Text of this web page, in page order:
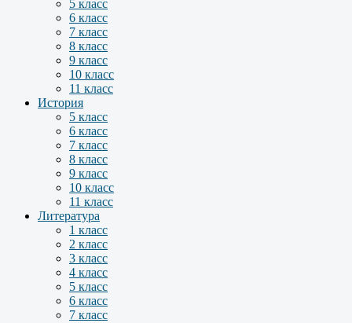
5 класс
6 класс
7 класс
8 класс
9 класс
10 класс
11 класс
История
5 класс
6 класс
7 класс
8 класс
9 класс
10 класс
11 класс
Литература
1 класс
2 класс
3 класс
4 класс
5 класс
6 класс
7 класс